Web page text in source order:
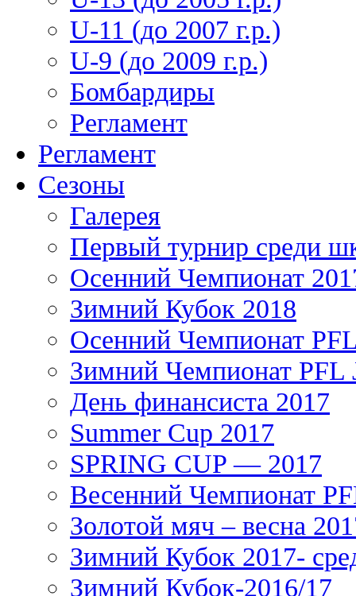
U-11 (до 2007 г.р.)
U-9 (до 2009 г.р.)
Бомбардиры
Регламент
Регламент
Сезоны
Галерея
Первый турнир среди
Осенний Чемпионат
Зимний Кубок 2018
Осенний Чемпионат
Зимний Чемпионат PFL
День финансиста 2017
Summer Cup 2017
SPRING CUP — 2017
Весенний Чемпионат
Золотой мяч – весна
Зимний Кубок 2017-
Зимний Кубок-2016/17